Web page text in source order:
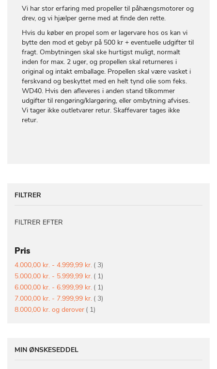
Vi har stor erfaring med propeller til påhængsmotorer og
drev, og vi hjælper gerne med at finde den rette.
Hvis du køber en propel som er lagervare hos os kan vi
bytte den mod et gebyr på 500 kr + eventuelle udgifter til
fragt. Ombytningen skal ske hurtigst muligt, normalt
inden for max. 2 uger, og propellen skal returneres i
original og intakt emballage. Propellen skal være vasket i
ferskvand og beskyttet med en helt tynd olie som feks.
WD40. Hvis den afleveres i anden stand tilkommer
udgifter til rengøring/klargøring, eller ombytning afvises.
Vi tager ikke outletvarer retur. Skaffevarer tages ikke
retur.
FILTRER
FILTRER EFTER
Pris
4.000,00 kr. - 4.999,99 kr. 3vare
5.000,00 kr. - 5.999,99 kr. 1vare
6.000,00 kr. - 6.999,99 kr. 1vare
7.000,00 kr. - 7.999,99 kr. 3vare
8.000,00 kr. og derover 1vare
MIN ØNSKESEDDEL